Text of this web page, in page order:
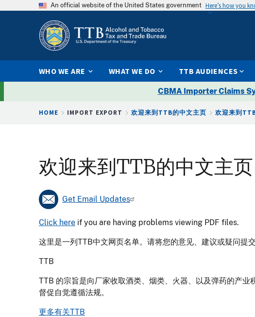
An official website of the United States government Here’s how you
WHO WE ARE WHAT WE DO TTB AUDIENCES
CBMA Importer Claims
Breadcrumb
HOME IMPORT EXPORT 欢迎来到TTB的中文主页 欢迎来到
欢迎来到TTB的中文主页
Get Email Updates
Click here if you are having problems viewing PDF files.
这里是一列TTB中文网页名单。请将您的意见、建议或疑问提
TTB
TTB 的宗旨是向厂家收取酒类、烟类、火器、以及弹药的产
督促自觉遵循法规。
更多有关TTB